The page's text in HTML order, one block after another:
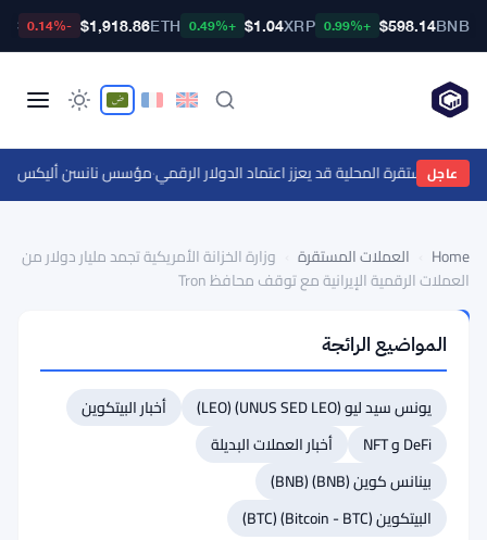
BNB
$598.14
+0.99%
XRP
$1.04
+0.49%
ETH
$1,918.86
-0.14%
عاجل
المستقرة المحلية قد يعزز اعتماد الدولار الرقمي·مؤسس نانسن أليكس سفانفيك يتوقع عدم
Home العملات المستقرة
وزارة الخزانة الأمريكية تجمد مليار دولار من
العملات الرقمية الإيرانية مع توقف محافظ Tron
المستقرة
الخزانة
الأمريكية
تجمد
مليار
المواضيع الرائجة
يونس سيد ليو (UNUS SED LEO) (LEO)
أخبار البيتكوين
DeFi و NFT
أخبار العملات البديلة
بينانس كوين (BNB) (BNB)
البيتكوين (Bitcoin - BTC) (BTC)